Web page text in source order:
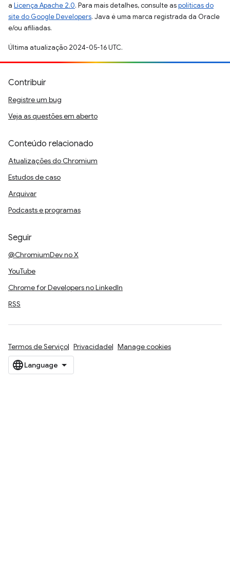
a Licença Apache 2.0. Para mais detalhes, consulte aspolíticas do
site do Google Developers. Java é uma marca registrada da Oracle
e/ou afiliadas.
Última atualização 2024-05-16 UTC.
Contribuir
Registre um bug
Veja as questões em aberto
Conteúdo relacionado
Atualizações do Chromium
Estudos de caso
Arquivar
Podcasts e programas
Seguir
@ChromiumDev no X
YouTube
Chrome for Developers no LinkedIn
RSS
Termos de Serviço Privacidade Manage cookies